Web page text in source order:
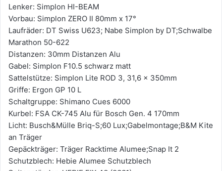
Lenker: Simplon HI-BEAM
Vorbau: Simplon ZERO II 80mm x 17°
Laufräder: DT Swiss U623; Nabe Simplon by DT;Schwalbe
Marathon 50-622
Distanzen: 30mm Distanzen Alu
Gabel: Simplon F10.5 schwarz matt
Sattelstütze: Simplon Lite ROD 3, 31,6 x 350mm
Griffe: Ergon GP 10 L
Schaltgruppe: Shimano Cues 6000
Kurbel: FSA CK-745 Alu für Bosch Gen. 4 170mm
Licht: Busch&Mülle Briq-S;60 Lux;Gabelmontage;B&M Kite
an Träger
Gepäckträger: Träger Racktime Alumee;Snap It 2
Schutzblech: Hebie Alumee Schutzblech